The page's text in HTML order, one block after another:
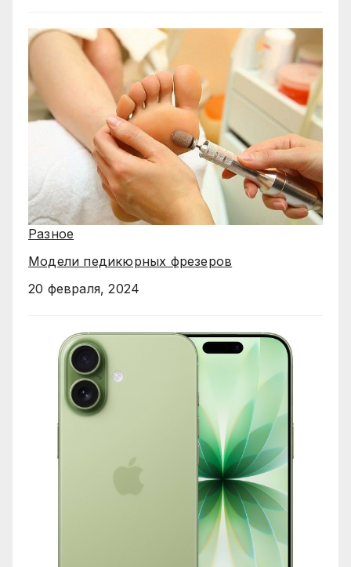
Разное
Модели педикюрных фрезеров
20 февраля, 2024